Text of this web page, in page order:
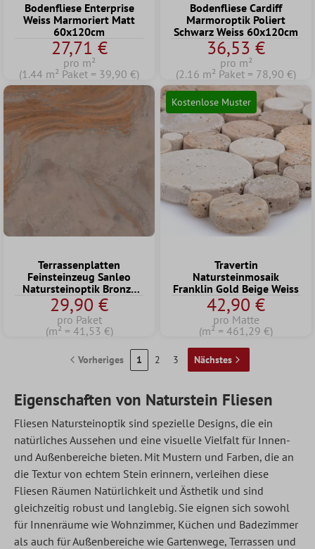
Bodenfliese Enterprise
Weiss Marmoriert Matt
60x120cm
27,71 €
pro m²
(1.44 m² Paket = 39,90 €)
Bodenfliese Cardiff
Marmoroptik Poliert
Schwarz Weiss 60x120cm
36,53 €
pro m²
(2.16 m² Paket = 78,90 €)
Terrassenplatten
Feinsteinzeug Sanleo
Natursteinoptik Bronze
60x60x2cm
29,90 €
pro Paket
(m² = 41,53 €)
Kostenlose Muster
Travertin
Natursteinmosaik
Franklin Gold Beige Weiss
42,90 €
pro Matte
(m² = 461,29 €)
Vorheriges 1 2 3 Nächstes
Eigenschaften von Naturstein Fliesen
Fliesen Natursteinoptik sind spezielle Designs, die ein
natürliches Aussehen und eine visuelle Vielfalt für Innen-
und Außenbereiche bieten. Mit Mustern und Farben, die an
die Textur von echtem Stein erinnern, verleihen diese
Fliesen Räumen Natürlichkeit und Ästhetik und sind
gleichzeitig robust und langlebig. Sie eignen sich sowohl
für Innenräume wie Wohnzimmer, Küchen und Badezimmer
als auch für Außenbereiche wie Gartenwege, Terrassen und